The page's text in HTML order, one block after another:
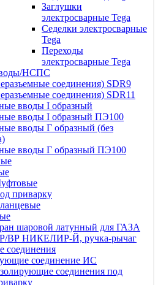
Заглушки
электросварные Tega
Седелки электросварные
Tega
Переходы
электросварные Tega
НСПС
соединения) SDR9
соединения) SDR11
вводы I образный
вводы I образный ПЭ100
вводы Г образный (без
вводы Г образный ПЭ100
приварку
шаровой латунный для ГАЗА
ВР НИКЕЛИР-Й, ручка-рычаг
соединения
соединение ИС
соединения под